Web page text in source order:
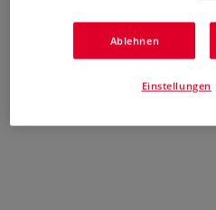
50 Farbpigmente, die unsere
Geschichte von der Antike bis
Lesevergnügen und
und Geschichtsinteressierte.
Ablehnen
Einstellungen